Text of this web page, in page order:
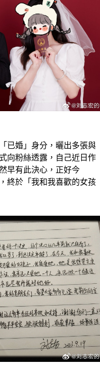
向粉絲透露，自己近日作
早有此決心，正好今
終於「我和我喜歡的女孩